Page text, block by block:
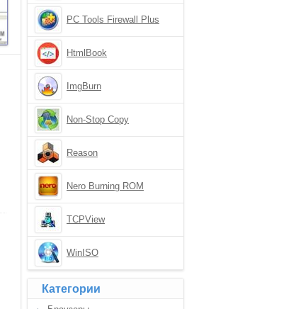
PC Tools Firewall Plus
HtmlBook
ImgBurn
Non-Stop Copy
Reason
Nero Burning ROM
TCPView
WinISO
Категории